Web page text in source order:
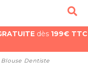
dès 199€ TTC
Blouse Dentiste